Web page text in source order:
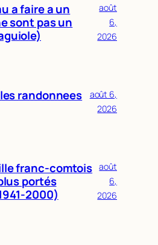
a faire a un
sont pas un
août
6,
2026
randonnees
août 6,
2026
franc-comtois
portés
2000)
août
6,
2026